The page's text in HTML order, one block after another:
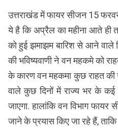
उत्तराखंड में फायर सीजन 15
ये है कि अप्रैल का महीना आते ही
को हुई झमाझम बारिश से आने वाले
की भविष्यवाणी ने वन महकमे को
के कारण वन महकमा कुछ राहत की
वाले कुछ दिनों में राज्य भर के
जाएगा. हालांकि वन विभाग
जाने के प्रयास किए जा रहे हैं,